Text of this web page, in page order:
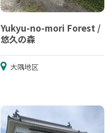
Yukyu-no-mori Forest /
悠久の森
大隅地区